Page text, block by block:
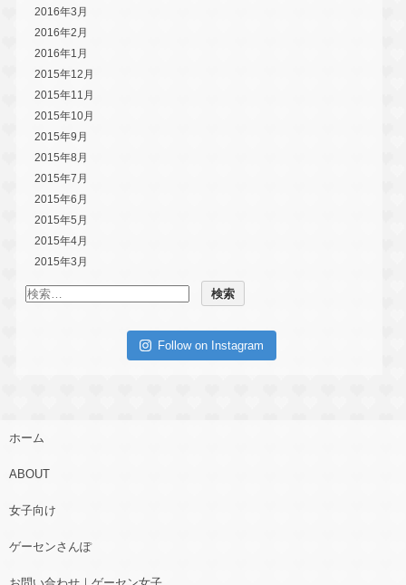
2016年3月
2016年2月
2016年1月
2015年12月
2015年11月
2015年10月
2015年9月
2015年8月
2015年7月
2015年6月
2015年5月
2015年4月
2015年3月
Follow on Instagram
ホーム
ABOUT
女子向け
ゲーセンさんぽ